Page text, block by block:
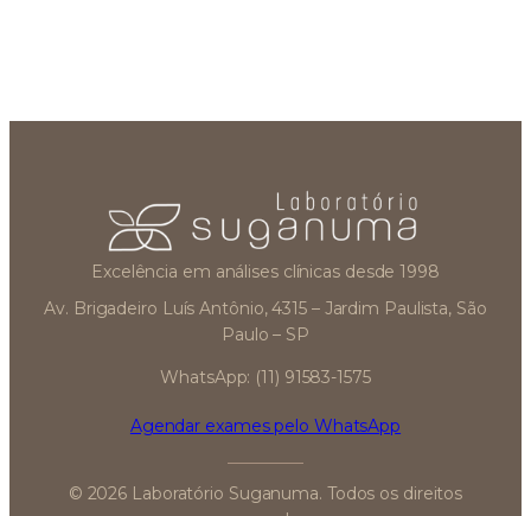
Excelência em análises clínicas desde 1998
Av. Brigadeiro Luís Antônio, 4315 – Jardim Paulista, São
Paulo – SP
WhatsApp: (11) 91583-1575
Agendar exames pelo WhatsApp
© 2026 Laboratório Suganuma. Todos os direitos